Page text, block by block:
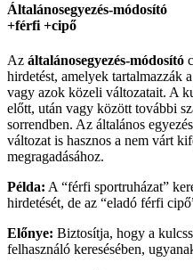
Általánosegyezés-módosító
+férfi +cipő
Az általánosegyezés-módosító
hirdetést, amelyek tartalmazzák
vagy azok közeli változatait. A
előtt, után vagy között további
sorrendben. Az általános
változat is hasznos a nem várt
megragadásához.
Példa: A “férfi sportruházat”
hirdetését, de az “eladó férfi
Előnye: Biztosítja, hogy a
felhasználó keresésében,